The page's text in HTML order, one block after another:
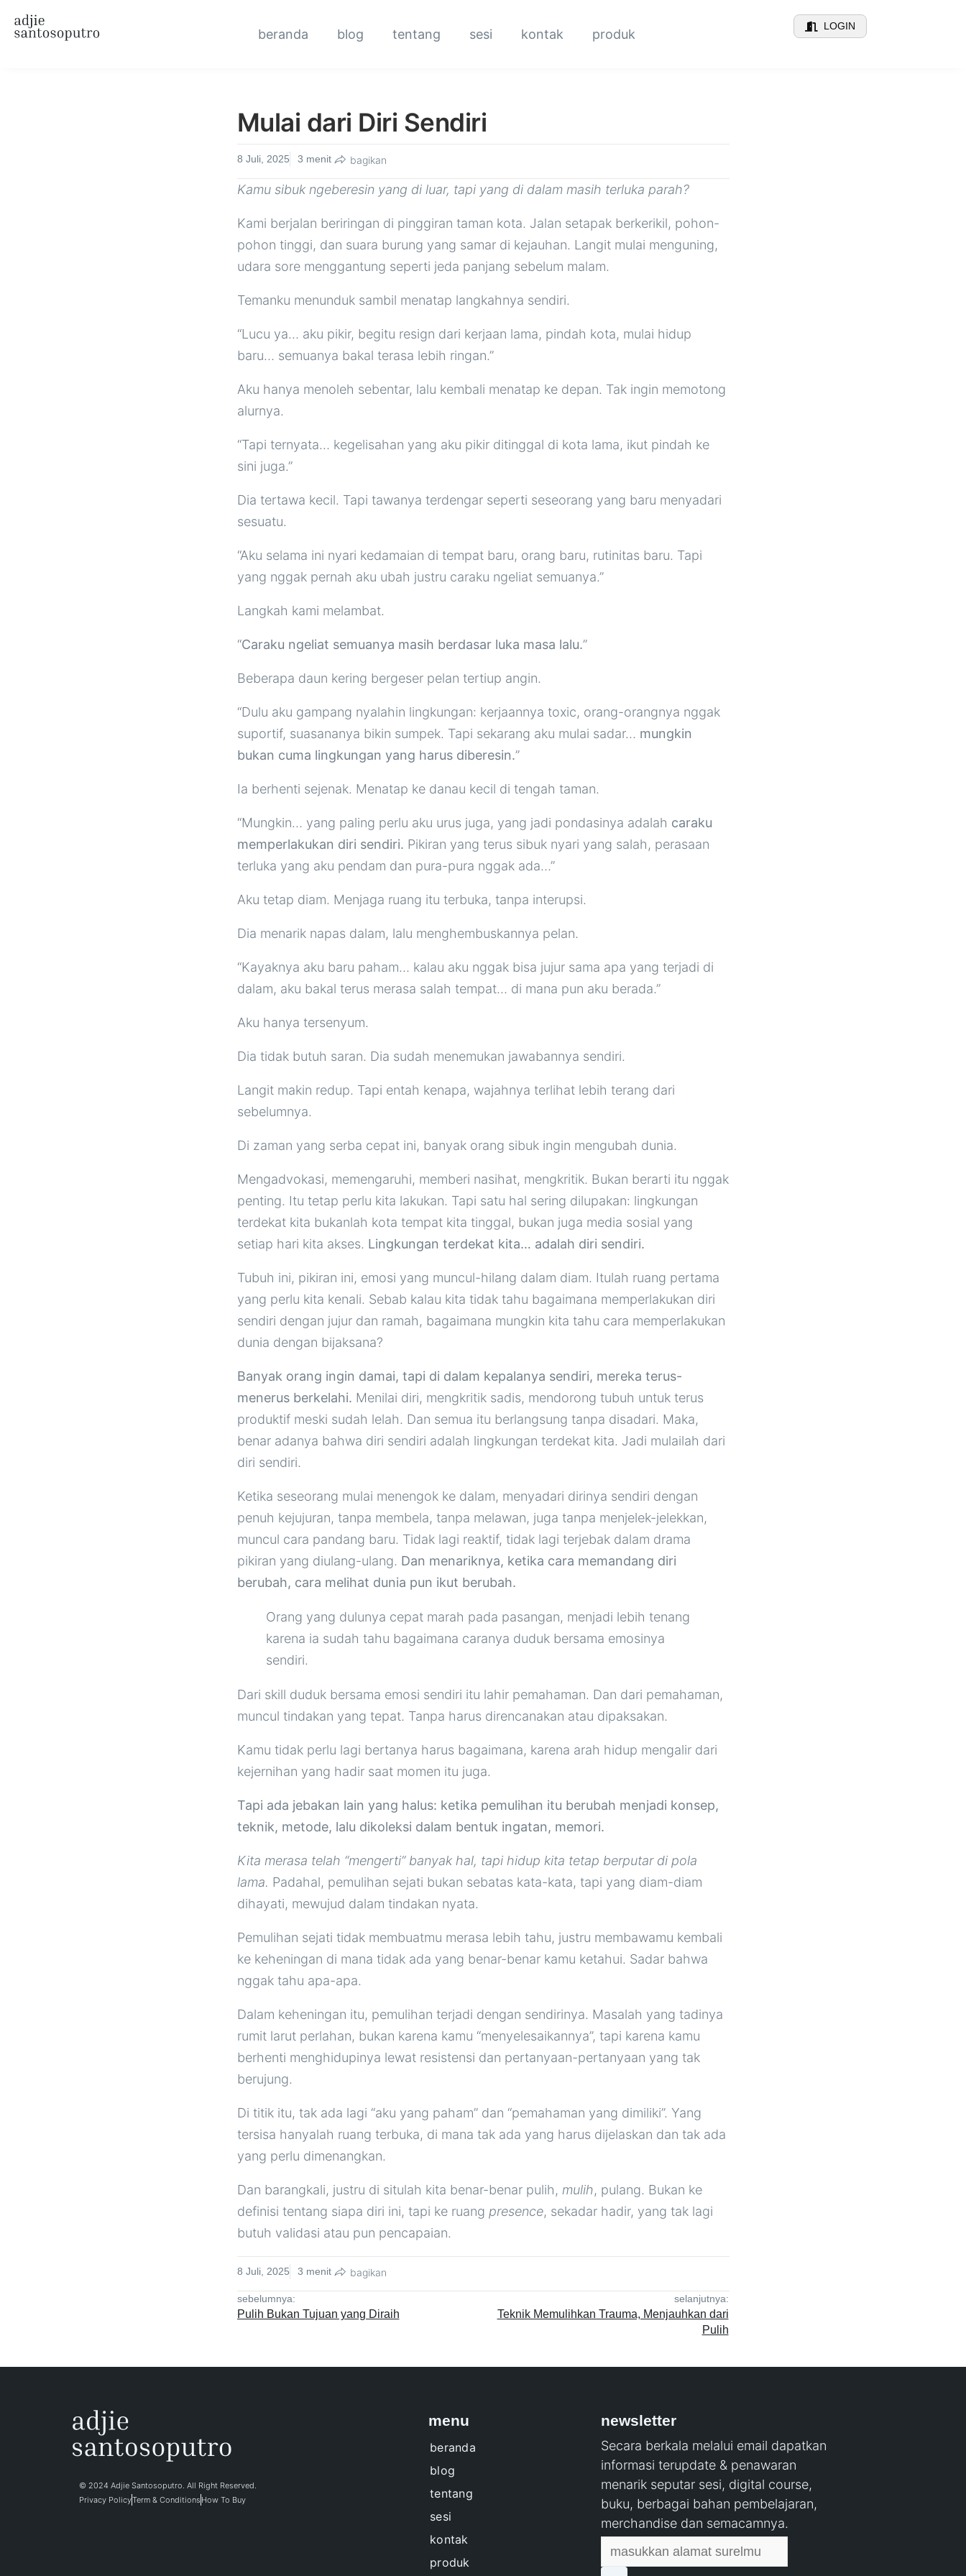
beranda blog tentang sesi kontak produk
LOGIN
Mulai dari Diri Sendiri
8 Juli, 2025 3 menit bagikan
Kamu sibuk ngeberesin yang di luar, tapi yang di dalam masih terluka parah?
Kami berjalan beriringan di pinggiran taman kota. Jalan setapak berkerikil, pohon-
pohon tinggi, dan suara burung yang samar di kejauhan. Langit mulai menguning,
udara sore menggantung seperti jeda panjang sebelum malam.
Temanku menunduk sambil menatap langkahnya sendiri.
“Lucu ya… aku pikir, begitu resign dari kerjaan lama, pindah kota, mulai hidup
baru… semuanya bakal terasa lebih ringan.”
Aku hanya menoleh sebentar, lalu kembali menatap ke depan. Tak ingin memotong
alurnya.
“Tapi ternyata… kegelisahan yang aku pikir ditinggal di kota lama, ikut pindah ke
sini juga.”
Dia tertawa kecil. Tapi tawanya terdengar seperti seseorang yang baru menyadari
sesuatu.
“Aku selama ini nyari kedamaian di tempat baru, orang baru, rutinitas baru. Tapi
yang nggak pernah aku ubah justru caraku ngeliat semuanya.”
Langkah kami melambat.
“Caraku ngeliat semuanya masih berdasar luka masa lalu.”
Beberapa daun kering bergeser pelan tertiup angin.
“Dulu aku gampang nyalahin lingkungan: kerjaannya toxic, orang-orangnya nggak
suportif, suasananya bikin sumpek. Tapi sekarang aku mulai sadar… mungkin
bukan cuma lingkungan yang harus diberesin.”
Ia berhenti sejenak. Menatap ke danau kecil di tengah taman.
“Mungkin… yang paling perlu aku urus juga, yang jadi pondasinya adalah caraku
memperlakukan diri sendiri. Pikiran yang terus sibuk nyari yang salah, perasaan
terluka yang aku pendam dan pura-pura nggak ada…”
Aku tetap diam. Menjaga ruang itu terbuka, tanpa interupsi.
Dia menarik napas dalam, lalu menghembuskannya pelan.
“Kayaknya aku baru paham… kalau aku nggak bisa jujur sama apa yang terjadi di
dalam, aku bakal terus merasa salah tempat… di mana pun aku berada.”
Aku hanya tersenyum.
Dia tidak butuh saran. Dia sudah menemukan jawabannya sendiri.
Langit makin redup. Tapi entah kenapa, wajahnya terlihat lebih terang dari
sebelumnya.
Di zaman yang serba cepat ini, banyak orang sibuk ingin mengubah dunia.
Mengadvokasi, memengaruhi, memberi nasihat, mengkritik. Bukan berarti itu nggak
penting. Itu tetap perlu kita lakukan. Tapi satu hal sering dilupakan: lingkungan
terdekat kita bukanlah kota tempat kita tinggal, bukan juga media sosial yang
setiap hari kita akses. Lingkungan terdekat kita… adalah diri sendiri.
Tubuh ini, pikiran ini, emosi yang muncul-hilang dalam diam. Itulah ruang pertama
yang perlu kita kenali. Sebab kalau kita tidak tahu bagaimana memperlakukan diri
sendiri dengan jujur dan ramah, bagaimana mungkin kita tahu cara memperlakukan
dunia dengan bijaksana?
Banyak orang ingin damai, tapi di dalam kepalanya sendiri, mereka terus-
menerus berkelahi. Menilai diri, mengkritik sadis, mendorong tubuh untuk terus
produktif meski sudah lelah. Dan semua itu berlangsung tanpa disadari. Maka,
benar adanya bahwa diri sendiri adalah lingkungan terdekat kita. Jadi mulailah dari
diri sendiri.
Ketika seseorang mulai menengok ke dalam, menyadari dirinya sendiri dengan
penuh kejujuran, tanpa membela, tanpa melawan, juga tanpa menjelek-jelekkan,
muncul cara pandang baru. Tidak lagi reaktif, tidak lagi terjebak dalam drama
pikiran yang diulang-ulang. Dan menariknya, ketika cara memandang diri
berubah, cara melihat dunia pun ikut berubah.
Orang yang dulunya cepat marah pada pasangan, menjadi lebih tenang
karena ia sudah tahu bagaimana caranya duduk bersama emosinya
sendiri.
Dari skill duduk bersama emosi sendiri itu lahir pemahaman. Dan dari pemahaman,
muncul tindakan yang tepat. Tanpa harus direncanakan atau dipaksakan.
Kamu tidak perlu lagi bertanya harus bagaimana, karena arah hidup mengalir dari
kejernihan yang hadir saat momen itu juga.
Tapi ada jebakan lain yang halus: ketika pemulihan itu berubah menjadi konsep,
teknik, metode, lalu dikoleksi dalam bentuk ingatan, memori.
Kita merasa telah “mengerti” banyak hal, tapi hidup kita tetap berputar di pola
lama. Padahal, pemulihan sejati bukan sebatas kata-kata, tapi yang diam-diam
dihayati, mewujud dalam tindakan nyata.
Pemulihan sejati tidak membuatmu merasa lebih tahu, justru membawamu kembali
ke keheningan di mana tidak ada yang benar-benar kamu ketahui. Sadar bahwa
nggak tahu apa-apa.
Dalam keheningan itu, pemulihan terjadi dengan sendirinya. Masalah yang tadinya
rumit larut perlahan, bukan karena kamu “menyelesaikannya”, tapi karena kamu
berhenti menghidupinya lewat resistensi dan pertanyaan-pertanyaan yang tak
berujung.
Di titik itu, tak ada lagi “aku yang paham” dan “pemahaman yang dimiliki”. Yang
tersisa hanyalah ruang terbuka, di mana tak ada yang harus dijelaskan dan tak ada
yang perlu dimenangkan.
Dan barangkali, justru di situlah kita benar-benar pulih, mulih, pulang. Bukan ke
definisi tentang siapa diri ini, tapi ke ruang presence, sekadar hadir, yang tak lagi
butuh validasi atau pun pencapaian.
8 Juli, 2025 3 menit bagikan
sebelumnya:
Pulih Bukan Tujuan yang Diraih
selanjutnya:
Teknik Memulihkan Trauma, Menjauhkan dari
Pulih
© 2024 Adjie Santosoputro. All Right Reserved.
Privacy PolicyTerm & Conditions How To Buy
menu
beranda
blog
tentang
sesi
kontak
produk
newsletter
Secara berkala melalui email dapatkan
informasi terupdate & penawaran
menarik seputar sesi, digital course,
buku, berbagai bahan pembelajaran,
merchandise dan semacamnya.